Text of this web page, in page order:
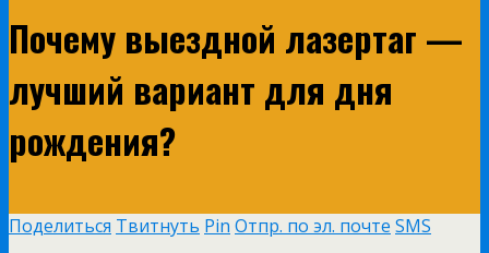
Почему выездной лазертаг —
лучший вариант для дня
рождения?
Поделиться Твитнуть Pin Отпр. по эл. почте SMS